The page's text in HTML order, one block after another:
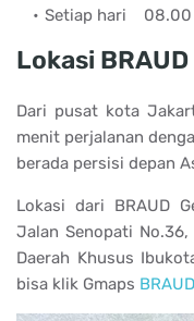
Setiap hari 08.00
Lokasi
Dari pusat kota
menit perjalanan
berada persisi depan
Lokasi dari BRAUD
Jalan Senopati No.36,
Daerah Khusus
bisa klik Gmaps